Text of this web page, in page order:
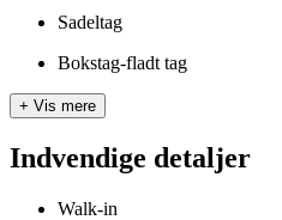
Sadeltag
Bokstag-fladt tag
+ Vis mere
Indvendige detaljer
Walk-in